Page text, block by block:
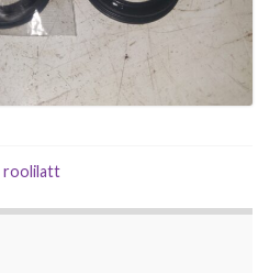
roolilatt